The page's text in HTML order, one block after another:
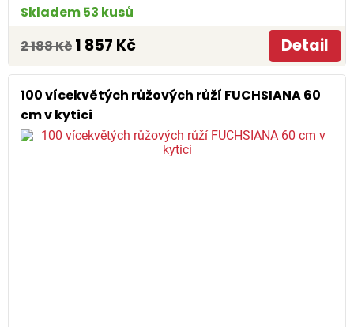
Skladem 53 kusů
2 188 Kč 1 857 Kč Detail
100 vícekvětých růžových růží FUCHSIANA 60
cm v kytici